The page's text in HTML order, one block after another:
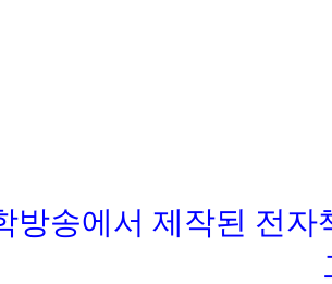
방송에서 제작된 전자